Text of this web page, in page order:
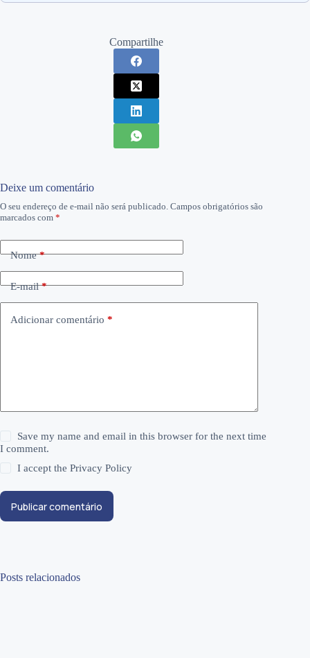
Compartilhe
Deixe um comentário
O seu endereço de e-mail não será publicado. Campos obrigatórios são
marcados com *
Nome*
E-mail*
Adicionar comentário *
Save my name and email in this browser for the next time
I comment.
I accept thePrivacy Policy
Publicar comentário
Posts relacionados